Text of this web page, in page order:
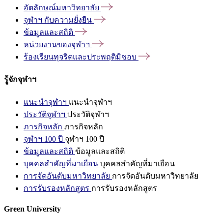
อัตลักษณ์มหาวิทยาลัย
จุฬาฯ กับความยั่งยืน
ข้อมูลและสถิติ
หน่วยงานของจุฬาฯ
ร้องเรียนทุจริตและประพฤติมิชอบ
รู้จักจุฬาฯ
แนะนำจุฬาฯ แนะนำจุฬาฯ
ประวัติจุฬาฯ ประวัติจุฬาฯ
ภารกิจหลัก ภารกิจหลัก
จุฬาฯ 100 ปี จุฬาฯ 100 ปี
ข้อมูลและสถิติ ข้อมูลและสถิติ
บุคคลสำคัญที่มาเยือน บุคคลสำคัญที่มาเยือน
การจัดอันดับมหาวิทยาลัย การจัดอันดับมหาวิทยาลัย
การรับรองหลักสูตร การรับรองหลักสูตร
Green University